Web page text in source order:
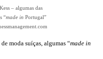
– algumas das
“made in Portugal”
moda suíças, algumas “made in